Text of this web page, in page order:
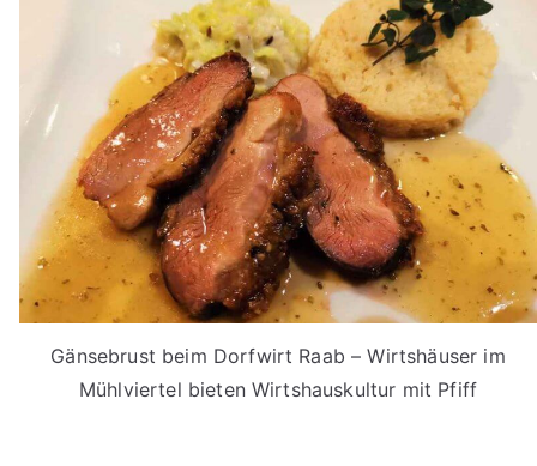
Gänsebrust beim Dorfwirt Raab – Wirtshäuser im
Mühlviertel bieten Wirtshauskultur mit Pfiff